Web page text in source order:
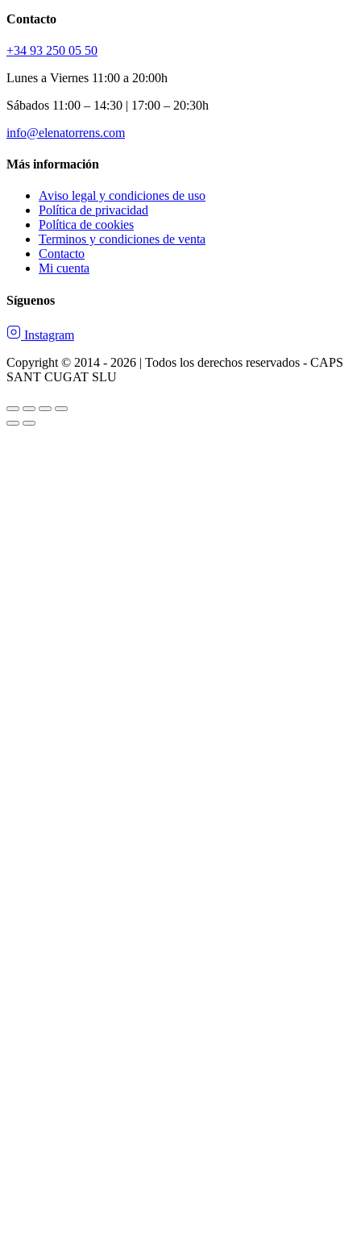
Contacto
+34 93 250 05 50
Lunes a Viernes 11:00 a 20:00h
Sábados 11:00 – 14:30 | 17:00 – 20:30h
info@elenatorrens.com
Más información
Aviso legal y condiciones de uso
Política de privacidad
Política de cookies
Terminos y condiciones de venta
Contacto
Mi cuenta
Síguenos
Instagram
Copyright © 2014 - 2026 | Todos los derechos reservados - CAPS
SANT CUGAT SLU